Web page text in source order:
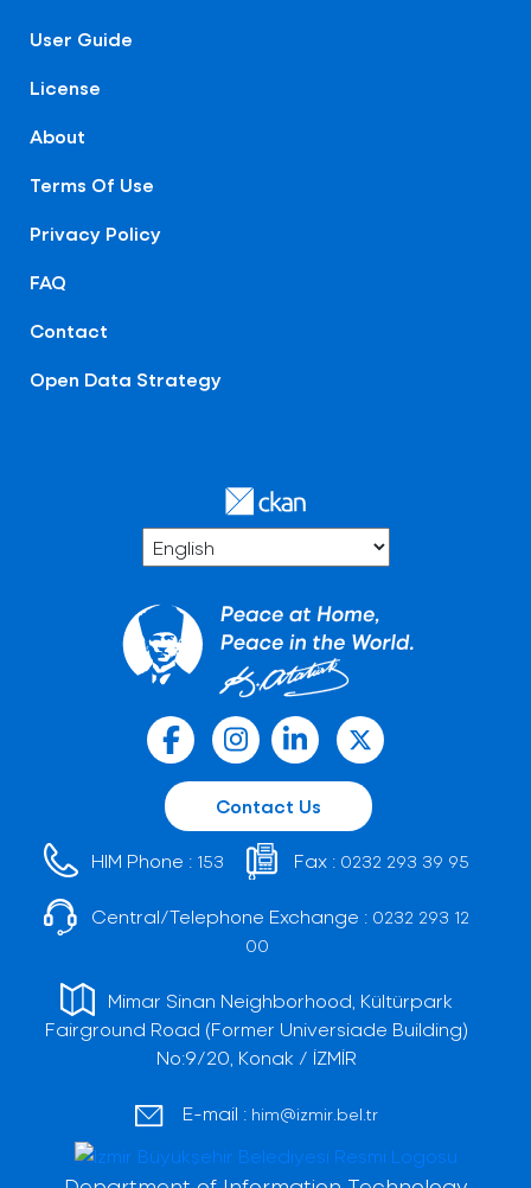
User Guide
License
About
Terms Of Use
Privacy Policy
FAQ
Contact
Open Data Strategy
Contact Us
HIM Phone : 153 Fax : 0232 293 39 95
Central/Telephone Exchange : 0232 293 12
00
Mimar Sinan Neighborhood, Kültürpark
Fairground Road (Former Universiade Building)
No:9/20, Konak / İZMİR
E-mail : him@izmir.bel.tr